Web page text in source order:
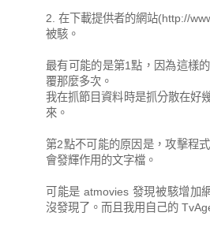
2. 在下載提供者的網站(http://
被駭。
最有可能的是第1點，因為這樣
覆那麼多次。
我在抓節目資料時是抓分散在好
來。
第2點不可能的原因是，攻擊程
會發輝作用的文字檔。
可能是 atmovies 發現被駭增加
沒發現了。而且我用自己的